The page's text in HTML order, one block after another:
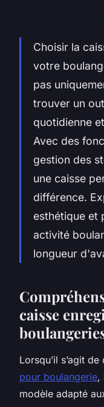
Choisir la
votre
pas
trouver un
quotidienne
Avec des
gestion des
une caisse
différence.
esthétique et
activité
longueur
caisse
Lorsqu’il s’agit
pour boulangerie,
modèle adapté